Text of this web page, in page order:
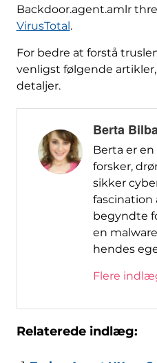
Backdoor.agent.amlr
VirusTotal.
For bedre at forstå
venligst følgende
detaljer.
Berta
Berta er
forsker,
sikker
fascination
begyndte
en
hendes
Flere
Relaterede indlæg: